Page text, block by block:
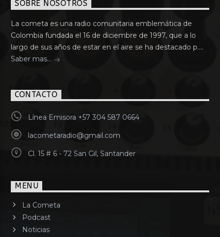
SOBRE NOSOTROS
La cometa es una radio comunitaria emblemática de
Colombia fundada el 16 de diciembre de 1997, que a lo
largo de sus años de estar en el aire se ha destacado p....
Saber mas...
CONTACTO
Línea Emisora +57 304 587 0664
lacometaradio@gmail.com
Cl. 15 # 6 - 72 San Gil, Santander
MENU
La Cometa
Podcast
Noticias